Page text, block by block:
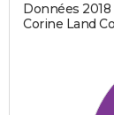
Données
Corine Land